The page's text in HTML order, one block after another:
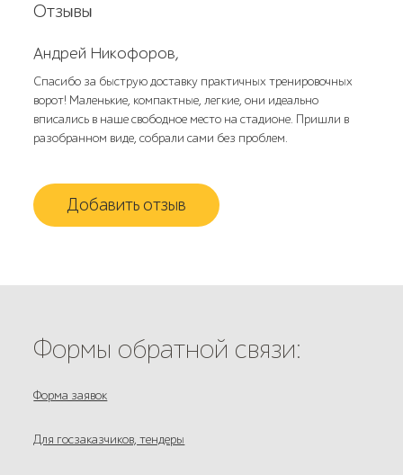
Отзывы
Андрей Никофоров,
Спасибо за быструю доставку практичных тренировочных
ворот! Маленькие, компактные, легкие, они идеально
вписались в наше свободное место на стадионе. Пришли в
разобранном виде, собрали сами без проблем.
Добавить отзыв
Формы обратной связи:
Форма заявок
Для госзаказчиков, тендеры